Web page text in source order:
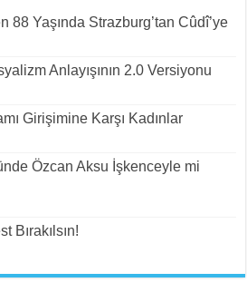
88 Yaşında Strazburg’tan Cûdî’ye
Anlayışının 2.0 Versiyonu
Girişimine Karşı Kadınlar
Özcan Aksu İşkenceyle mi
Bırakılsın!